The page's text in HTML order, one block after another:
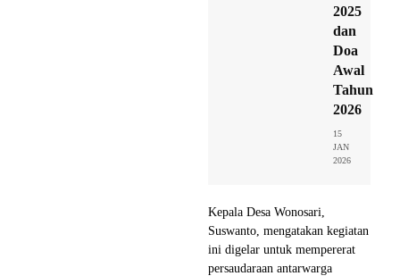
2025
dan
Doa
Awal
Tahun
2026
15
JAN
2026
Kepala Desa Wonosari,
Suswanto, mengatakan kegiatan
ini digelar untuk mempererat
persaudaraan antarwarga